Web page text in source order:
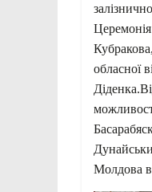
обласної
Молдова в